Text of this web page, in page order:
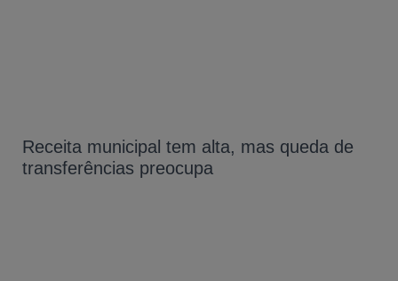
Receita municipal tem alta, mas queda de
transferências preocupa